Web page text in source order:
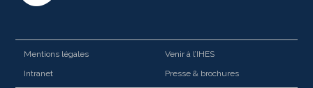
Mentions légales
Venir à l’IHES
Intranet
Presse & brochures